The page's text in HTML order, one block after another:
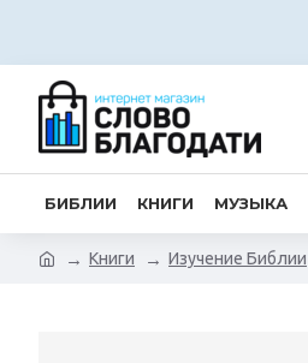
БИБЛИИ КНИГИ МУЗЫКА
Книги Изучение Библии